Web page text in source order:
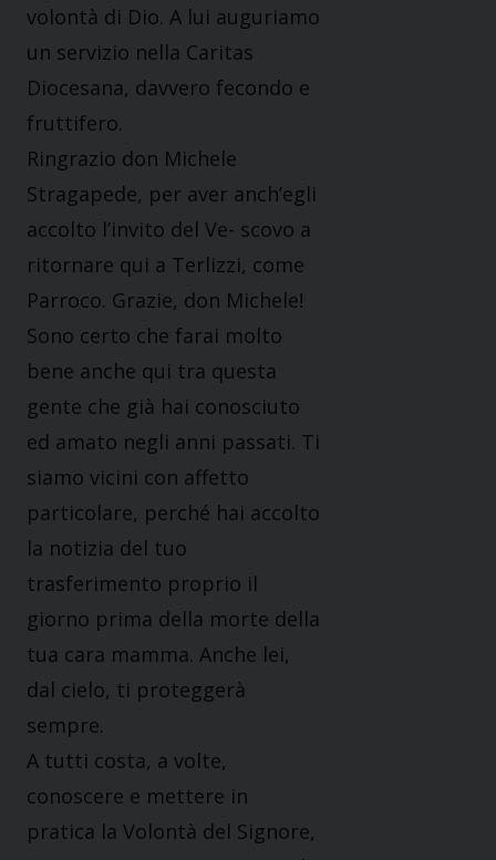
volontà di Dio. A lui auguriamo
un servizio nella Caritas
Diocesana, davvero fecondo e
fruttifero.
Ringrazio don Michele
Stragapede, per aver anch’egli
accolto l’invito del Ve- scovo a
ritornare qui a Terlizzi, come
Parroco. Grazie, don Michele!
Sono certo che farai molto
bene anche qui tra questa
gente che già hai conosciuto
ed amato negli anni passati. Ti
siamo vicini con affetto
particolare, perché hai accolto
la notizia del tuo
trasferimento proprio il
giorno prima della morte della
tua cara mamma. Anche lei,
dal cielo, ti proteggerà
sempre.
A tutti costa, a volte,
conoscere e mettere in
pratica la Volontà del Signore,